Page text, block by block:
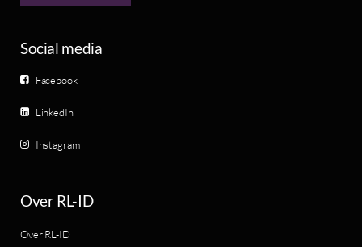
Social media
Facebook
LinkedIn
Instagram
Over RL-ID
Over RL-ID